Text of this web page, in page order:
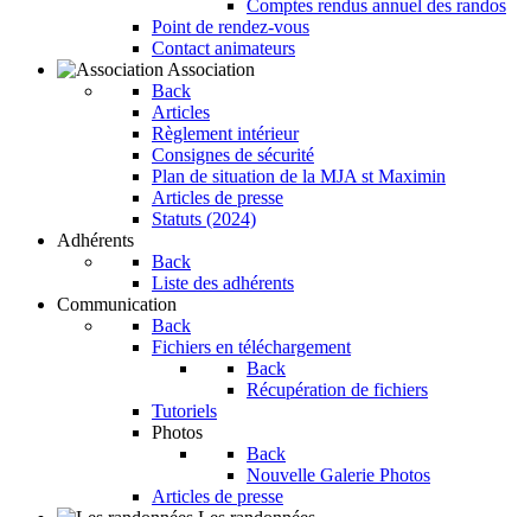
Comptes rendus annuel des randos
Point de rendez-vous
Contact animateurs
Association
Back
Articles
Règlement intérieur
Consignes de sécurité
Plan de situation de la MJA st Maximin
Articles de presse
Statuts (2024)
Adhérents
Back
Liste des adhérents
Communication
Back
Fichiers en téléchargement
Back
Récupération de fichiers
Tutoriels
Photos
Back
Nouvelle Galerie Photos
Articles de presse